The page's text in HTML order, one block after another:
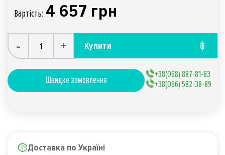
Вартiсть: 4 657 грн
- + Купити
Швидке замовлення
+38(068) 887-81-83
+38(066) 582-38-89
Доставка по Україні